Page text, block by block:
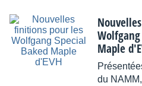
Maple
du